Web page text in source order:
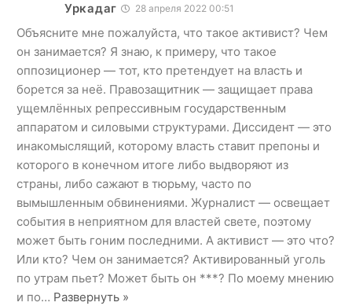
Уркадаг 28 апреля 2022 00:51
Объясните мне пожалуйста, что такое активист? Чем
он занимается? Я знаю, к примеру, что такое
оппозиционер — тот, кто претендует на власть и
борется за неё. Правозащитник — защищает права
ущемлённых репрессивным государственным
аппаратом и силовыми структурами. Диссидент — это
инакомыслящий, которому власть ставит препоны и
которого в конечном итоге либо выдворяют из
страны, либо сажают в тюрьму, часто по
вымышленным обвинениями. Журналист — освещает
события в неприятном для властей свете, поэтому
может быть гоним последними. А активист — это что?
Или кто? Чем он занимается? Активированный уголь
по утрам пьет? Может быть он ***? По моему мнению
и по… Развернуть »